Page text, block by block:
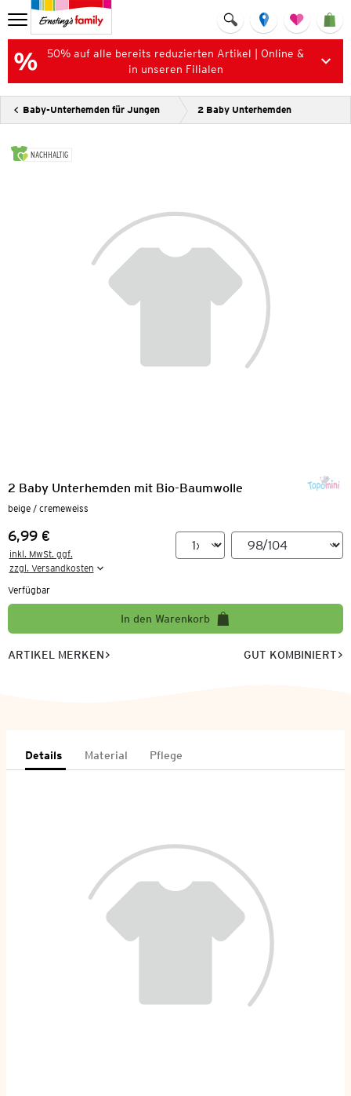
50% auf alle bereits reduzierten Artikel | Online &
in unseren Filialen
Baby-Unterhemden für Jungen 2 Baby Unterhemden
NACHHALTIG
2 Baby Unterhemden mit Bio-Baumwolle
beige / cremeweiss
Preis:
6,99 €
inkl. MwSt. ggf.
zzgl. Versandkosten
Verfügbar
In den Warenkorb
ARTIKEL MERKEN GUT KOMBINIERT
Details Material Pflege